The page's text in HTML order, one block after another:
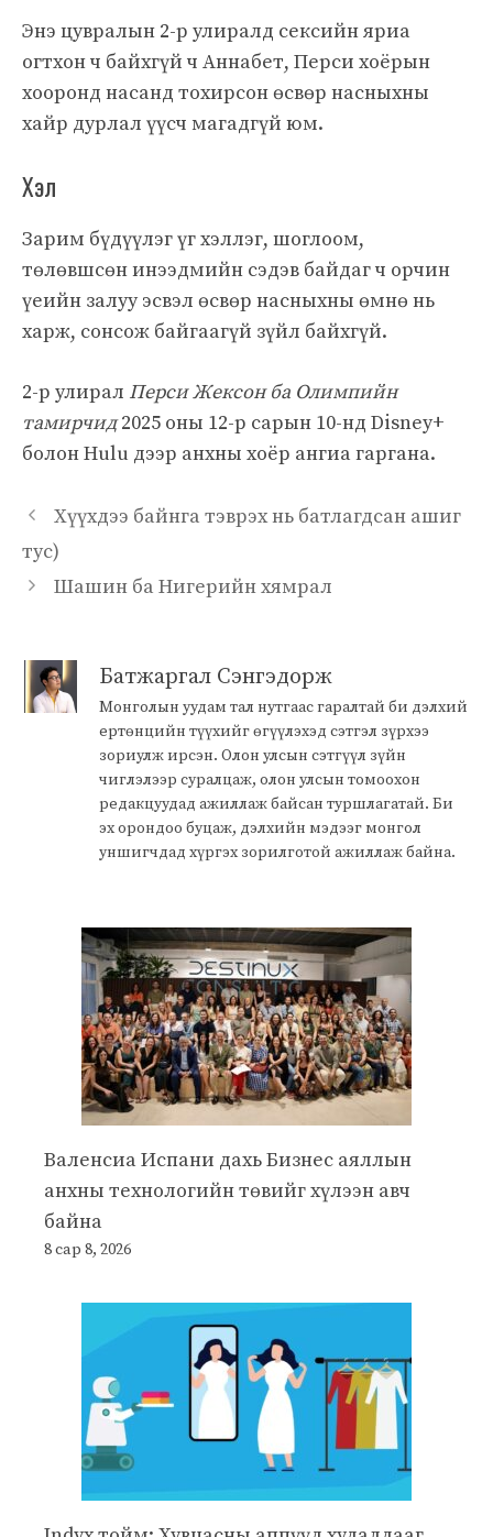
Энэ цувралын 2-р улиралд сексийн яриа
огтхон ч байхгүй ч Аннабет, Перси хоёрын
хооронд насанд тохирсон өсвөр насныхны
хайр дурлал үүсч магадгүй юм.
Хэл
Зарим бүдүүлэг үг хэллэг, шоглоом,
төлөвшсөн инээдмийн сэдэв байдаг ч орчин
үеийн залуу эсвэл өсвөр насныхны өмнө нь
харж, сонсож байгаагүй зүйл байхгүй.
2-р улирал Перси Жексон ба Олимпийн
тамирчид2025 оны 12-р сарын 10-нд Disney+
болон Hulu дээр анхны хоёр ангиа гаргана.
Хүүхдээ байнга тэврэх нь батлагдсан ашиг
тус)
Шашин ба Нигерийн хямрал
Батжаргал Сэнгэдорж
Монголын уудам тал нутгаас гаралтай би дэлхий
ертөнцийн түүхийг өгүүлэхэд сэтгэл зүрхээ
зориулж ирсэн. Олон улсын сэтгүүл зүйн
чиглэлээр суралцаж, олон улсын томоохон
редакцуудад ажиллаж байсан туршлагатай. Би
эх орондоо буцаж, дэлхийн мэдээг монгол
уншигчдад хүргэх зорилготой ажиллаж байна.
Валенсиа Испани дахь Бизнес аяллын
анхны технологийн төвийг хүлээн авч
байна
8 сар 8, 2026